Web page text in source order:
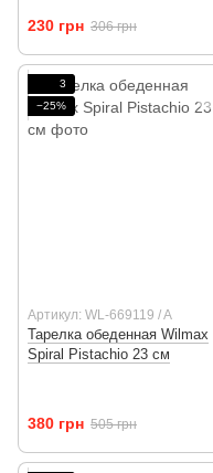
230 грн 306 грн
3
−25%
Артикул: WL-669119 / A
Тарелка обеденная Wilmax
Spiral Pistachio 23 см
380 грн 505 грн